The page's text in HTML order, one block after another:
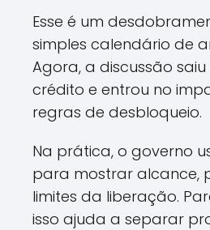
Esse é um
simples calendário de
Agora, a discussão
crédito e entrou no
regras de desbloqueio.
Na prática, o governo
para mostrar alcance,
limites da liberação.
isso ajuda a separar